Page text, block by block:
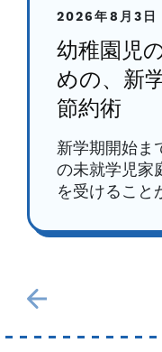
2026年8月3日
幼稚園児
めの、新
節約術
新学期開始ま
の未就学児家
を受けること